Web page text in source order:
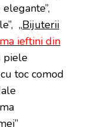
„Bijuterii
ieftini din
piele
toc comod